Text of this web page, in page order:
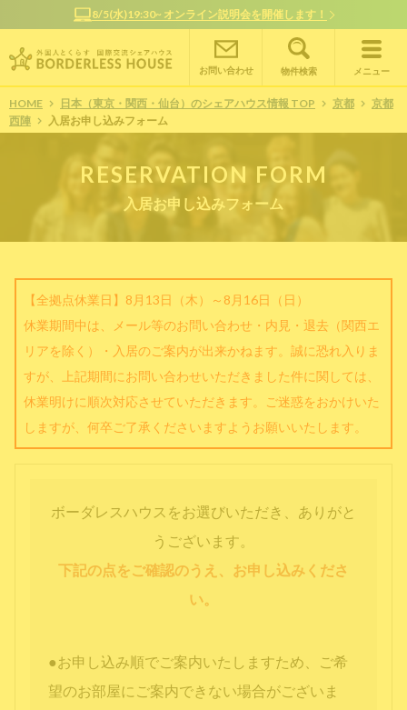
8/5(水)19:30~ オンライン説明会を開催します！
お問い合わせ 物件検索 メニュー
HOME 日本（東京・関西・仙台）のシェアハウス情報 TOP 京都
京都
西陣
入居お申し込みフォーム
RESERVATION FORM
入居お申し込みフォーム
【全拠点休業日】8月13日（木）～8月16日（日）
休業期間中は、メール等のお問い合わせ・内見・退去（関西エ
リアを除く）・入居のご案内が出来かねます。誠に恐れ入りま
すが、上記期間にお問い合わせいただきました件に関しては、
休業明けに順次対応させていただきます。ご迷惑をおかけいた
しますが、何卒ご了承くださいますようお願いいたします。
ボーダレスハウスをお選びいただき、ありがと
うございます。
下記の点をご確認のうえ、お申し込みくださ
い。
●お申し込み順でご案内いたしますため、ご希
望のお部屋にご案内できない場合がございま